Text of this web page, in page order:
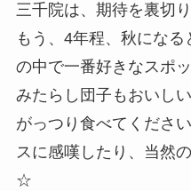
三千院は、期待を裏切
もう、4年程、秋にな
の中で一番好きなスポッ
みたらし団子もおいし
がっつり食べてくださ
スに感嘆したり、当然
☆